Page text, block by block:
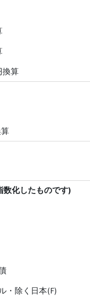
換算
数化したものです)
・除く日本(F)